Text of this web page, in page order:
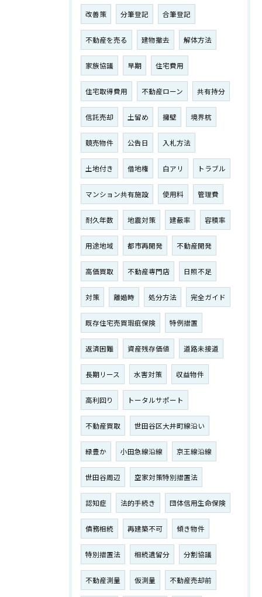
改善策 分筆登記 合筆登記
不動産を売る 建物撤去 解体方法
家族協議 早期 住宅費用
住宅取得費用 不動産ローン 共有持分
信託売却 土留め 擁壁 境界杭
競売物件 公告日 入札方法
土地付き 借地権 白アリ トラブル
マンション共有施設 使用料 管理費
耐久年数 地震対策 建蔽率 容積率
用途地域 都市再開発 不動産開発
高価買取 不動産専門店 日照不足
対策 離婚時 処分方法 完全ガイド
既存住宅売買瑕疵保険 特例措置
返済困難 資産残存価値 道路未接道
長期リース 水害対策 収益物件
高利回り トータルサポート
不動産買取 世田谷区大井町線沿い
緑豊か 小田急線沿線 京王線沿線
世田谷周辺 空家対策特別措置法
認知症 法的手続き 団体信用生命保険
債務相続 再建築不可 傾き物件
特別措置法 相続遺留分 分割協議
不動産測量 仮測量 不動産売却前